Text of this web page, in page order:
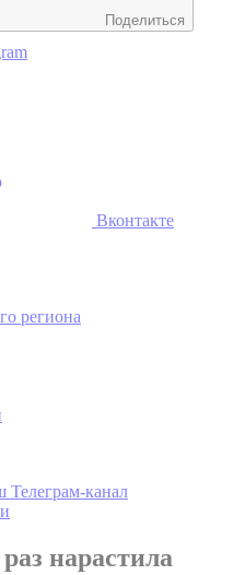
Поделиться
Вконтакте
региона
Телеграм-канал
нарастила